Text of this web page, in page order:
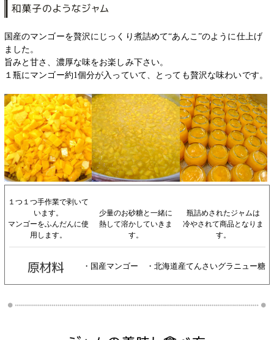
国産のマンゴーを贅沢にじっくり煮詰めて“あんこ”のように仕上げ
ました。
旨みと甘さ、濃厚な味をお楽しみ下さい。
１瓶にマンゴー約1個分が入っていて、とっても贅沢な味わいです。
１つ１つ手作業で剥いて
います。
マンゴーをふんだんに使
用します。
少量のお砂糖と一緒に
熱して溶かしていきま
す。
瓶詰めされたジャムは
冷やされて商品となりま
す。
・国産マンゴー ・北海道産てんさいグラニュー糖